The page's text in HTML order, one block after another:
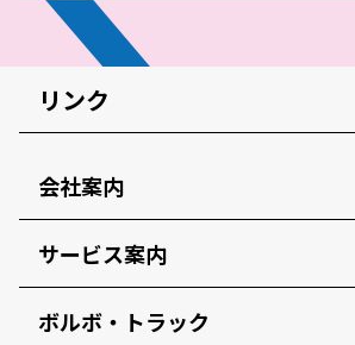
リンク
会社案内
サービス案内
ボルボ・トラック